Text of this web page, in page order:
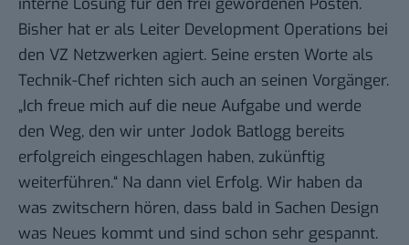
Bisher hat er als Leiter Development Operations bei
den VZ Netzwerken agiert. Seine ersten Worte als
Technik-Chef richten sich auch an seinen Vorgänger.
„Ich freue mich auf die neue Aufgabe und werde
den Weg, den wir unter Jodok Batlogg bereits
erfolgreich eingeschlagen haben, zukünftig
weiterführen.“ Na dann viel Erfolg. Wir haben da
was zwitschern hören, dass bald in Sachen Design
was Neues kommt und sind schon sehr gespannt.